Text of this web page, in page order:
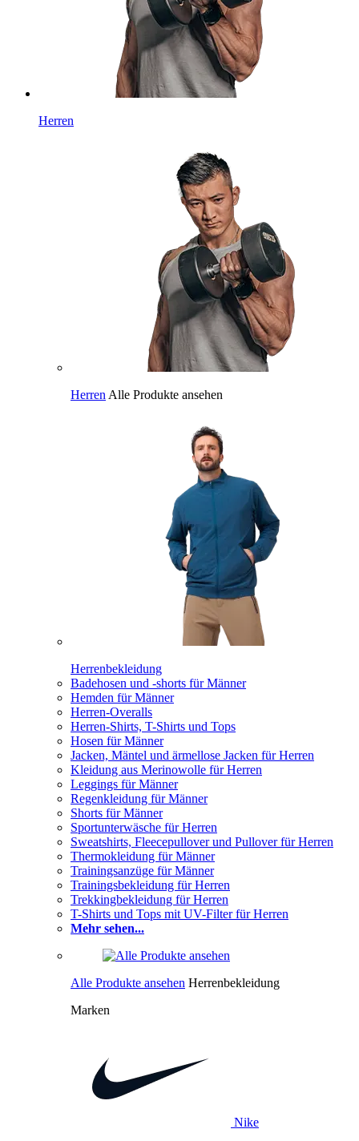
Herren
Herren Alle Produkte ansehen
Herrenbekleidung
Badehosen und -shorts für Männer
Hemden für Männer
Herren-Overalls
Herren-Shirts, T-Shirts und Tops
Hosen für Männer
Jacken, Mäntel und ärmellose Jacken für Herren
Kleidung aus Merinowolle für Herren
Leggings für Männer
Regenkleidung für Männer
Shorts für Männer
Sportunterwäsche für Herren
Sweatshirts, Fleecepullover und Pullover für Herren
Thermokleidung für Männer
Trainingsanzüge für Männer
Trainingsbekleidung für Herren
Trekkingbekleidung für Herren
T-Shirts und Tops mit UV-Filter für Herren
Mehr sehen...
Alle Produkte ansehen Herrenbekleidung
Marken
Nike